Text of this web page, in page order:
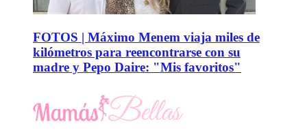
FOTOS | Máximo Menem viaja miles de
kilómetros para reencontrarse con su
madre y Pepo Daire: "Mis favoritos"